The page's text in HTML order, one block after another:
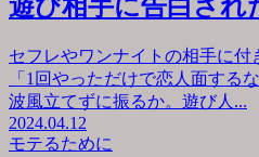
遊び相手に告白され
セフレやワンナイトの相手に付
「1回やっただけで恋人面する
波風立てずに振るか。遊び人...
2024.04.12
モテるために